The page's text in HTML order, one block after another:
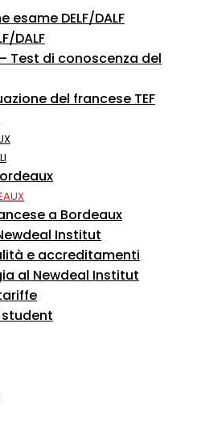
esame DELF/DALF
DALF
Test di conoscenza del
del francese TEF
a Bordeaux
Institut
e accreditamenti
al Newdeal Institut